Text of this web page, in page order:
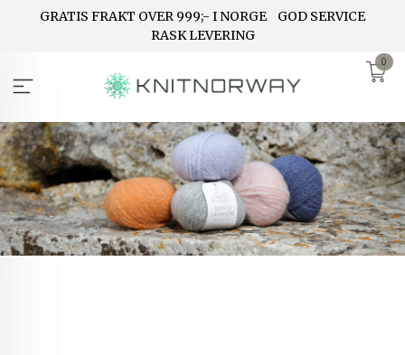
GRATIS FRAKT OVER 999;- I NORGE
GOD SERVICE
RASK LEVERING
0